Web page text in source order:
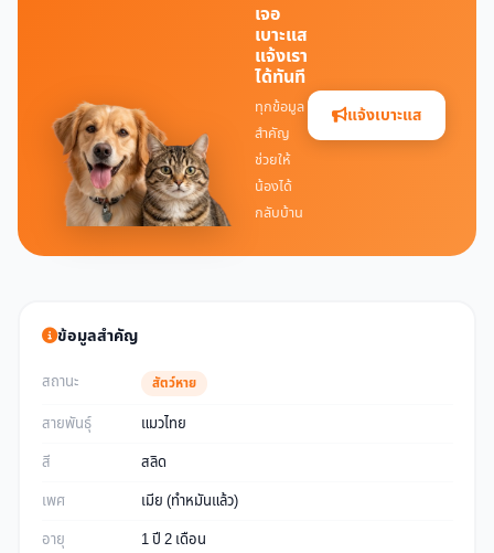
เจอ
เบาะแส
แจ้งเรา
ได้ทันที
ทุกข้อมูล
สำคัญ
ช่วยให้
น้องได้
กลับบ้าน
แจ้งเบาะแส
ข้อมูลสำคัญ
สถานะ สัตว์หาย
สายพันธุ์
แมวไทย
สี
สลิด
เพศ
เมีย (ทำหมันแล้ว)
อายุ
1 ปี 2 เดือน